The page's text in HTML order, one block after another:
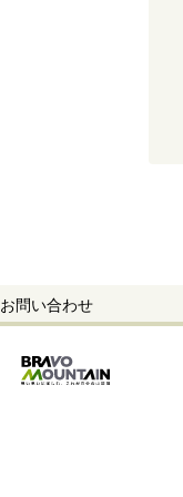
お問い合わせ